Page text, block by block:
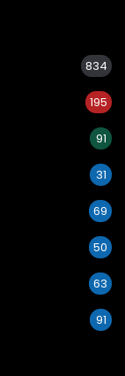
834
195
91
31
69
50
63
91